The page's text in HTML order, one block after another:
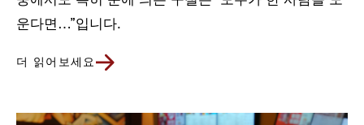
운다면…”입니다.
더 읽어보세요